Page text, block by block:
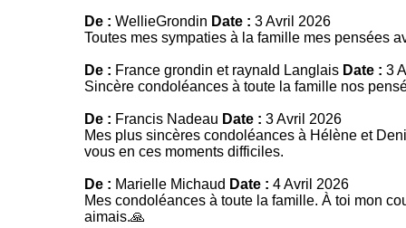
De : WellieGrondin Date : 3 Avril 2026
Toutes mes sympaties à la famille mes pensées
De : France grondin et raynald Langlais Date : 3
Sincère condoléances à toute la famille nos
De : Francis Nadeau Date : 3 Avril 2026
Mes plus sincères condoléances à Hélène et
vous en ces moments difficiles.
De : Marielle Michaud Date : 4 Avril 2026
Mes condoléances à toute la famille. À toi mon
aimais.🙏